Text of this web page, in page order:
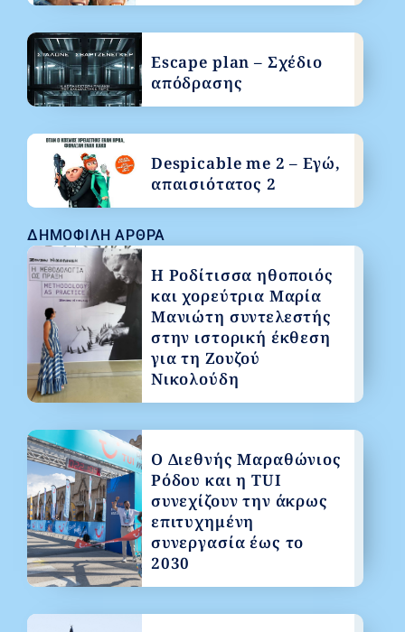
ΔΗΜΟΦΙΛΉ ΆΡΘΡΑ
Η Ροδίτισσα ηθοποιός
και χορεύτρια Μαρία
Μανιώτη συντελεστής
στην ιστορική έκθεση
για τη Ζουζού
Νικολούδη
Ο Διεθνής Μαραθώνιος
Ρόδου και η TUI
συνεχίζουν την άκρως
επιτυχημένη
συνεργασία έως το
2030
Escape plan – Σχέδιο
απόδρασης
Despicable me 2 – Εγώ,
απαισιότατος 2